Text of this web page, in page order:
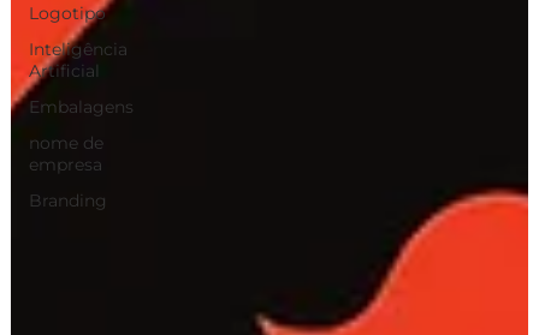
Logotipo
Inteligência
Artificial
Embalagens
nome de
empresa
Branding